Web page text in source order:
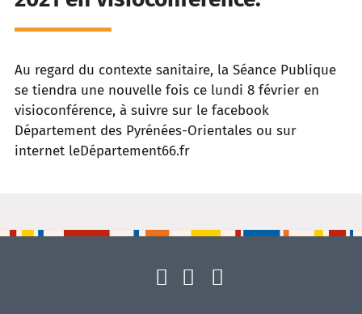
Au regard du contexte sanitaire, la Séance Publique
se tiendra une nouvelle fois ce lundi 8 février en
visioconférence, à suivre sur le facebook
Département des Pyrénées-Orientales ou sur
internet leDépartement66.fr